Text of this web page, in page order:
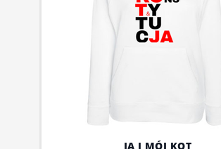
JA I MÓJ KOT